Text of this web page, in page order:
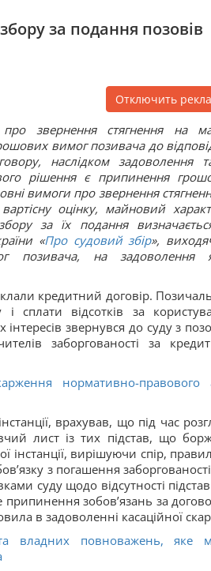
за подання позовів
Отключить
звернення стягнення на
вимог позивача до
наслідком задоволення
рішення є припинення
вимоги про звернення
оцінку, майновий
за їх подання
«Про судовий збір»,
позивача, на задоволення
кредитний договір.
сплати відсотків за
звернувся до суду з
заборгованості за
нормативно-правового
врахував, що під час
лист із тих підстав, що
інстанції, вирішуючи спір,
з погашення
суду щодо відсутності
зобов’язань за
в задоволенні касаційної
владних повноважень, яке